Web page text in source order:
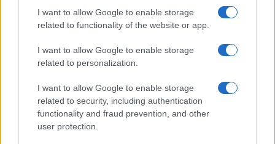
I want to allow Google to enable storage
related to functionality of the website or app.
I want to allow Google to enable storage
related to personalization.
I want to allow Google to enable storage
related to security, including authentication
functionality and fraud prevention, and other
user protection.
“Quanto durerà la guerra? – ha scritto su Telegram
-. Dobbiamo essere onesti. In questa guerra, il
percorso verso la vittoria sarà lungo e difficile.
‘Due-tre settimanè, ‘entro la fine dell’annò, ‘la
Dobbiamo prepararci a una lunga lotta. I cittadini
e il governo, tutti devono prepararsi a una guerra
lunga e difficile. Solo allora vinceremo”.